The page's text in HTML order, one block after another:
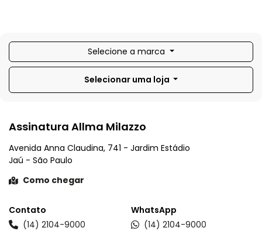
Selecione a marca
Selecionar uma loja
Assinatura Allma Milazzo
Avenida Anna Claudina, 741 - Jardim Estádio
Jaú - São Paulo
Como chegar
Contato
(14) 2104-9000
WhatsApp
(14) 2104-9000